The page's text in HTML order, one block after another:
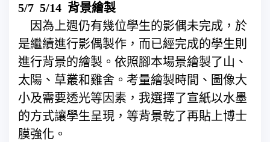
5/7 5/14 背景繪製
因為上週仍有幾位學生的影偶未完成，於
是繼續進行影偶製作，而已經完成的學生則
進行背景的繪製。依照腳本場景繪製了山、
太陽、草叢和雞舍。考量繪製時間、圖像大
小及需要透光等因素，我選擇了宣紙以水墨
的方式讓學生呈現，等背景乾了再貼上博士
膜強化。